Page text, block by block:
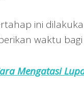
ini
waktu
Mengatasi